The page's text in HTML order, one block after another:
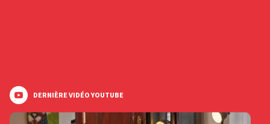
DERNIÈRE VIDÉO YOUTUBE